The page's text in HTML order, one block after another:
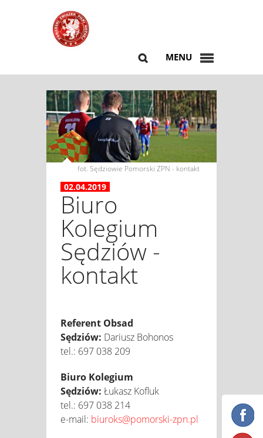
MENU
fot. Sędziowie Pomorski ZPN - kontakt
02.04.2019
Biuro
Kolegium
Sędziów -
kontakt
Referent Obsad
Sędziów: Dariusz Bohonos
tel.: 697 038 209
Biuro Kolegium
Sędziów: Łukasz Kofluk
tel.: 697 038 214
e-mail: biuroks@pomorski-zpn.pl